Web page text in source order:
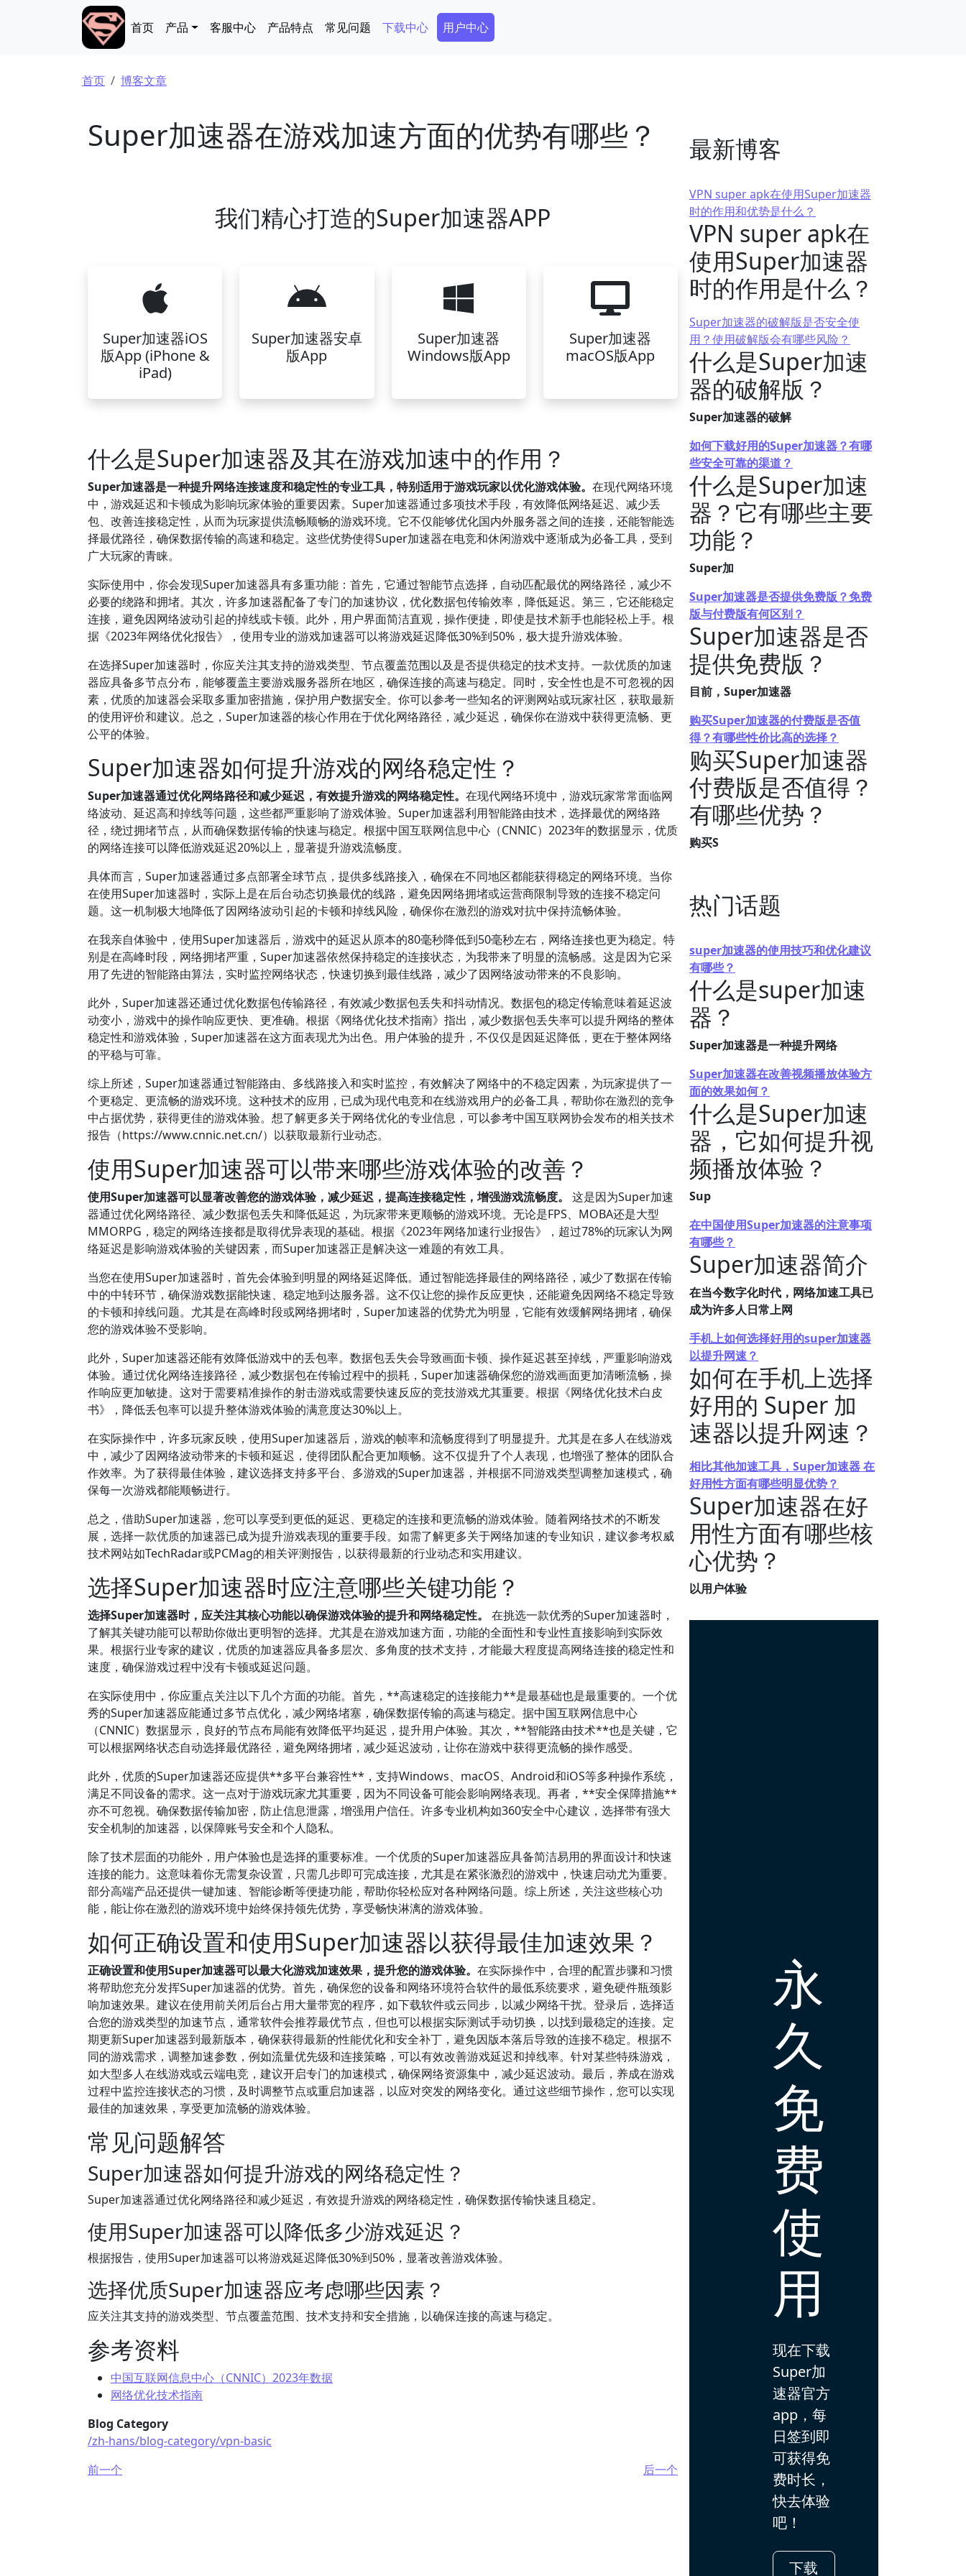
Main navigation
首页 产品 客服中心 产品特点 常见问题 下载中心 Secondary Menu
用户中心
面包屑
首页 博客文章
Super加速器在游戏加速方面的优势有哪些？
我们精心打造的Super加速器APP
Super加速器iOS
版App (iPhone &
iPad)
Super加速器安卓
版App
Super加速器
Windows版App
Super加速器
macOS版App
什么是Super加速器及其在游戏加速中的作用？
Super加速器是一种提升网络连接速度和稳定性的专业工具，特别适用于游戏玩家以优化游戏体验。 在现代网络环境
中，游戏延迟和卡顿成为影响玩家体验的重要因素。Super加速器通过多项技术手段，有效降低网络延迟、减少丢
包、改善连接稳定性，从而为玩家提供流畅顺畅的游戏环境。它不仅能够优化国内外服务器之间的连接，还能智能选
择最优路径，确保数据传输的高速和稳定。这些优势使得Super加速器在电竞和休闲游戏中逐渐成为必备工具，受到
广大玩家的青睐。
实际使用中，你会发现Super加速器具有多重功能：首先，它通过智能节点选择，自动匹配最优的网络路径，减少不
必要的绕路和拥堵。其次，许多加速器配备了专门的加速协议，优化数据包传输效率，降低延迟。第三，它还能稳定
连接，避免因网络波动引起的掉线或卡顿。此外，用户界面简洁直观，操作便捷，即使是技术新手也能轻松上手。根
据《2023年网络优化报告》，使用专业的游戏加速器可以将游戏延迟降低30%到50%，极大提升游戏体验。
在选择Super加速器时，你应关注其支持的游戏类型、节点覆盖范围以及是否提供稳定的技术支持。一款优质的加速
器应具备多节点分布，能够覆盖主要游戏服务器所在地区，确保连接的高速与稳定。同时，安全性也是不可忽视的因
素，优质的加速器会采取多重加密措施，保护用户数据安全。你可以参考一些知名的评测网站或玩家社区，获取最新
的使用评价和建议。总之，Super加速器的核心作用在于优化网络路径，减少延迟，确保你在游戏中获得更流畅、更
公平的体验。
Super加速器如何提升游戏的网络稳定性？
Super加速器通过优化网络路径和减少延迟，有效提升游戏的网络稳定性。 在现代网络环境中，游戏玩家常常面临网
络波动、延迟高和掉线等问题，这些都严重影响了游戏体验。Super加速器利用智能路由技术，选择最优的网络路
径，绕过拥堵节点，从而确保数据传输的快速与稳定。根据中国互联网信息中心（CNNIC）2023年的数据显示，优质
的网络连接可以降低游戏延迟20%以上，显著提升游戏流畅度。
具体而言，Super加速器通过多点部署全球节点，提供多线路接入，确保在不同地区都能获得稳定的网络环境。当你
在使用Super加速器时，实际上是在后台动态切换最优的线路，避免因网络拥堵或运营商限制导致的连接不稳定问
题。这一机制极大地降低了因网络波动引起的卡顿和掉线风险，确保你在激烈的游戏对抗中保持流畅体验。
在我亲自体验中，使用Super加速器后，游戏中的延迟从原本的80毫秒降低到50毫秒左右，网络连接也更为稳定。特
别是在高峰时段，网络拥堵严重，Super加速器依然保持稳定的连接状态，为我带来了明显的流畅感。这是因为它采
用了先进的智能路由算法，实时监控网络状态，快速切换到最佳线路，减少了因网络波动带来的不良影响。
此外，Super加速器还通过优化数据包传输路径，有效减少数据包丢失和抖动情况。数据包的稳定传输意味着延迟波
动变小，游戏中的操作响应更快、更准确。根据《网络优化技术指南》指出，减少数据包丢失率可以提升网络的整体
稳定性和游戏体验，Super加速器在这方面表现尤为出色。用户体验的提升，不仅仅是因延迟降低，更在于整体网络
的平稳与可靠。
综上所述，Super加速器通过智能路由、多线路接入和实时监控，有效解决了网络中的不稳定因素，为玩家提供了一
个更稳定、更流畅的游戏环境。这种技术的应用，已成为现代电竞和在线游戏用户的必备工具，帮助你在激烈的竞争
中占据优势，获得更佳的游戏体验。想了解更多关于网络优化的专业信息，可以参考中国互联网协会发布的相关技术
报告（https://www.cnnic.net.cn/）以获取最新行业动态。
使用Super加速器可以带来哪些游戏体验的改善？
使用Super加速器可以显著改善您的游戏体验，减少延迟，提高连接稳定性，增强游戏流畅度。
这是因为Super加速
器通过优化网络路径、减少数据包丢失和降低延迟，为玩家带来更顺畅的游戏环境。无论是FPS、MOBA还是大型
MMORPG，稳定的网络连接都是取得优异表现的基础。根据《2023年网络加速行业报告》，超过78%的玩家认为网
络延迟是影响游戏体验的关键因素，而Super加速器正是解决这一难题的有效工具。
当您在使用Super加速器时，首先会体验到明显的网络延迟降低。通过智能选择最佳的网络路径，减少了数据在传输
中的中转环节，确保游戏数据能快速、稳定地到达服务器。这不仅让您的操作反应更快，还能避免因网络不稳定导致
的卡顿和掉线问题。尤其是在高峰时段或网络拥堵时，Super加速器的优势尤为明显，它能有效缓解网络拥堵，确保
您的游戏体验不受影响。
此外，Super加速器还能有效降低游戏中的丢包率。数据包丢失会导致画面卡顿、操作延迟甚至掉线，严重影响游戏
体验。通过优化网络连接路径，减少数据包在传输过程中的损耗，Super加速器确保您的游戏画面更加清晰流畅，操
作响应更加敏捷。这对于需要精准操作的射击游戏或需要快速反应的竞技游戏尤其重要。根据《网络优化技术白皮
书》，降低丢包率可以提升整体游戏体验的满意度达30%以上。
在实际操作中，许多玩家反映，使用Super加速器后，游戏的帧率和流畅度得到了明显提升。尤其是在多人在线游戏
中，减少了因网络波动带来的卡顿和延迟，使得团队配合更加顺畅。这不仅提升了个人表现，也增强了整体的团队合
作效率。为了获得最佳体验，建议选择支持多平台、多游戏的Super加速器，并根据不同游戏类型调整加速模式，确
保每一次游戏都能顺畅进行。
总之，借助Super加速器，您可以享受到更低的延迟、更稳定的连接和更流畅的游戏体验。随着网络技术的不断发
展，选择一款优质的加速器已成为提升游戏表现的重要手段。如需了解更多关于网络加速的专业知识，建议参考权威
技术网站如TechRadar或PCMag的相关评测报告，以获得最新的行业动态和实用建议。
选择Super加速器时应注意哪些关键功能？
选择Super加速器时，应关注其核心功能以确保游戏体验的提升和网络稳定性。
在挑选一款优秀的Super加速器时，
了解其关键功能可以帮助你做出更明智的选择。尤其是在游戏加速方面，功能的全面性和专业性直接影响到实际效
果。根据行业专家的建议，优质的加速器应具备多层次、多角度的技术支持，才能最大程度提高网络连接的稳定性和
速度，确保游戏过程中没有卡顿或延迟问题。
在实际使用中，你应重点关注以下几个方面的功能。首先，**高速稳定的连接能力**是最基础也是最重要的。一个优
秀的Super加速器应能通过多节点优化，减少网络堵塞，确保数据传输的高速与稳定。据中国互联网信息中心
（CNNIC）数据显示，良好的节点布局能有效降低平均延迟，提升用户体验。其次，**智能路由技术**也是关键，它
可以根据网络状态自动选择最优路径，避免网络拥堵，减少延迟波动，让你在游戏中获得更流畅的操作感受。
此外，优质的Super加速器还应提供**多平台兼容性**，支持Windows、macOS、Android和iOS等多种操作系统，
满足不同设备的需求。这一点对于游戏玩家尤其重要，因为不同设备可能会影响网络表现。再者，**安全保障措施**
亦不可忽视。确保数据传输加密，防止信息泄露，增强用户信任。许多专业机构如360安全中心建议，选择带有强大
安全机制的加速器，以保障账号安全和个人隐私。
除了技术层面的功能外，用户体验也是选择的重要标准。一个优质的Super加速器应具备简洁易用的界面设计和快速
连接的能力。这意味着你无需复杂设置，只需几步即可完成连接，尤其是在紧张激烈的游戏中，快速启动尤为重要。
部分高端产品还提供一键加速、智能诊断等便捷功能，帮助你轻松应对各种网络问题。综上所述，关注这些核心功
能，能让你在激烈的游戏环境中始终保持领先优势，享受畅快淋漓的游戏体验。
如何正确设置和使用Super加速器以获得最佳加速效果？
正确设置和使用Super加速器可以最大化游戏加速效果，提升您的游戏体验。 在实际操作中，合理的配置步骤和习惯
将帮助您充分发挥Super加速器的优势。首先，确保您的设备和网络环境符合软件的最低系统要求，避免硬件瓶颈影
响加速效果。建议在使用前关闭后台占用大量带宽的程序，如下载软件或云同步，以减少网络干扰。登录后，选择适
合您的游戏类型的加速节点，通常软件会推荐最优节点，但也可以根据实际测试手动切换，以找到最稳定的连接。定
期更新Super加速器到最新版本，确保获得最新的性能优化和安全补丁，避免因版本落后导致的连接不稳定。根据不
同的游戏需求，调整加速参数，例如流量优先级和连接策略，可以有效改善游戏延迟和掉线率。针对某些特殊游戏，
如大型多人在线游戏或云端电竞，建议开启专门的加速模式，确保网络资源集中，减少延迟波动。最后，养成在游戏
过程中监控连接状态的习惯，及时调整节点或重启加速器，以应对突发的网络变化。通过这些细节操作，您可以实现
最佳的加速效果，享受更加流畅的游戏体验。
常见问题解答
Super加速器如何提升游戏的网络稳定性？
Super加速器通过优化网络路径和减少延迟，有效提升游戏的网络稳定性，确保数据传输快速且稳定。
使用Super加速器可以降低多少游戏延迟？
根据报告，使用Super加速器可以将游戏延迟降低30%到50%，显著改善游戏体验。
选择优质Super加速器应考虑哪些因素？
应关注其支持的游戏类型、节点覆盖范围、技术支持和安全措施，以确保连接的高速与稳定。
参考资料
中国互联网信息中心（CNNIC）2023年数据
网络优化技术指南
Blog Category
/zh-hans/blog-category/vpn-basic
前一个
后一个
最新博客
VPN super apk在使用Super加速器
时的作用和优势是什么？
VPN super apk在
使用Super加速器
时的作用是什么？
Super加速器的破解版是否安全使
用？使用破解版会有哪些风险？
什么是Super加速
器的破解版？
Super加速器的破解
如何下载好用的Super加速器？有哪
些安全可靠的渠道？
什么是Super加速
器？它有哪些主要
功能？
Super加
Super加速器是否提供免费版？免费
版与付费版有何区别？
Super加速器是否
提供免费版？
目前，Super加速器
购买Super加速器的付费版是否值
得？有哪些性价比高的选择？
购买Super加速器
付费版是否值得？
有哪些优势？
购买S
热门话题
super加速器的使用技巧和优化建议
有哪些？
什么是super加速
器？
Super加速器是一种提升网络
Super加速器在改善视频播放体验方
面的效果如何？
什么是Super加速
器，它如何提升视
频播放体验？
Sup
在中国使用Super加速器的注意事项
有哪些？
Super加速器简介
在当今数字化时代，网络加速工具已
成为许多人日常上网
手机上如何选择好用的super加速器
以提升网速？
如何在手机上选择
好用的 Super 加
速器以提升网速？
相比其他加速工具，Super加速器 在
好用性方面有哪些明显优势？
Super加速器在好
用性方面有哪些核
心优势？
以用户体验
永
久
免
费
使
用
现在下载
Super加
速器官方
app，每
日签到即
可获得免
费时长，
快去体验
吧！
下载